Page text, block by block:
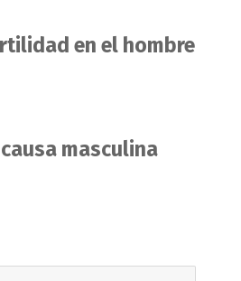
en el hombre
masculina